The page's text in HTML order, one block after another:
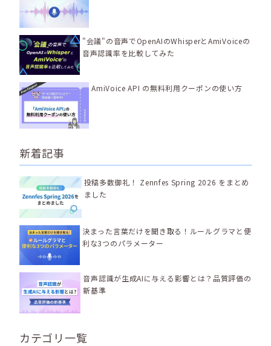
"会議"の音声でOpenAIのWhisperとAmiVoiceの
音声認識率を比較してみた
AmiVoice API の無料利用クーポンの使い方
新着記事
投稿多数御礼！ Zennfes Spring 2026 をまとめ
ました
決まった言葉だけを聞き取る！ルールグラマと便
利な3つのパラメーター
音声認識が生成AIに与える影響とは？品質評価の
新基準
カテゴリ一覧